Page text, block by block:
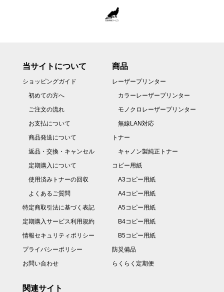
当サイトについて
ショッピングガイド
初めての方へ
ご注文の流れ
お支払について
商品発送について
返品・交換・キャンセル
定期購入について
使用済みトナーの回収
よくあるご質問
特定商取引法に基づく表記
定期購入サービス利用規約
情報セキュリティポリシー
プライバシーポリシー
お問い合わせ
商品
レーザープリンター
カラーレーザープリンター
モノクロレーザープリンター
無線LAN対応
トナー
キャノン製純正トナー
コピー用紙
A3コピー用紙
A4コピー用紙
A5コピー用紙
B4コピー用紙
B5コピー用紙
防災備品
らくらく定期便
関連サイト